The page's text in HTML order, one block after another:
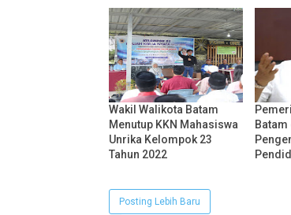
Wakil Walikota Batam
Menutup KKN Mahasiswa
Unrika Kelompok 23
Tahun 2022
Posting Lebih Baru